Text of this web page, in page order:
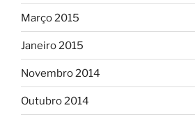
Março 2015
Janeiro 2015
Novembro 2014
Outubro 2014